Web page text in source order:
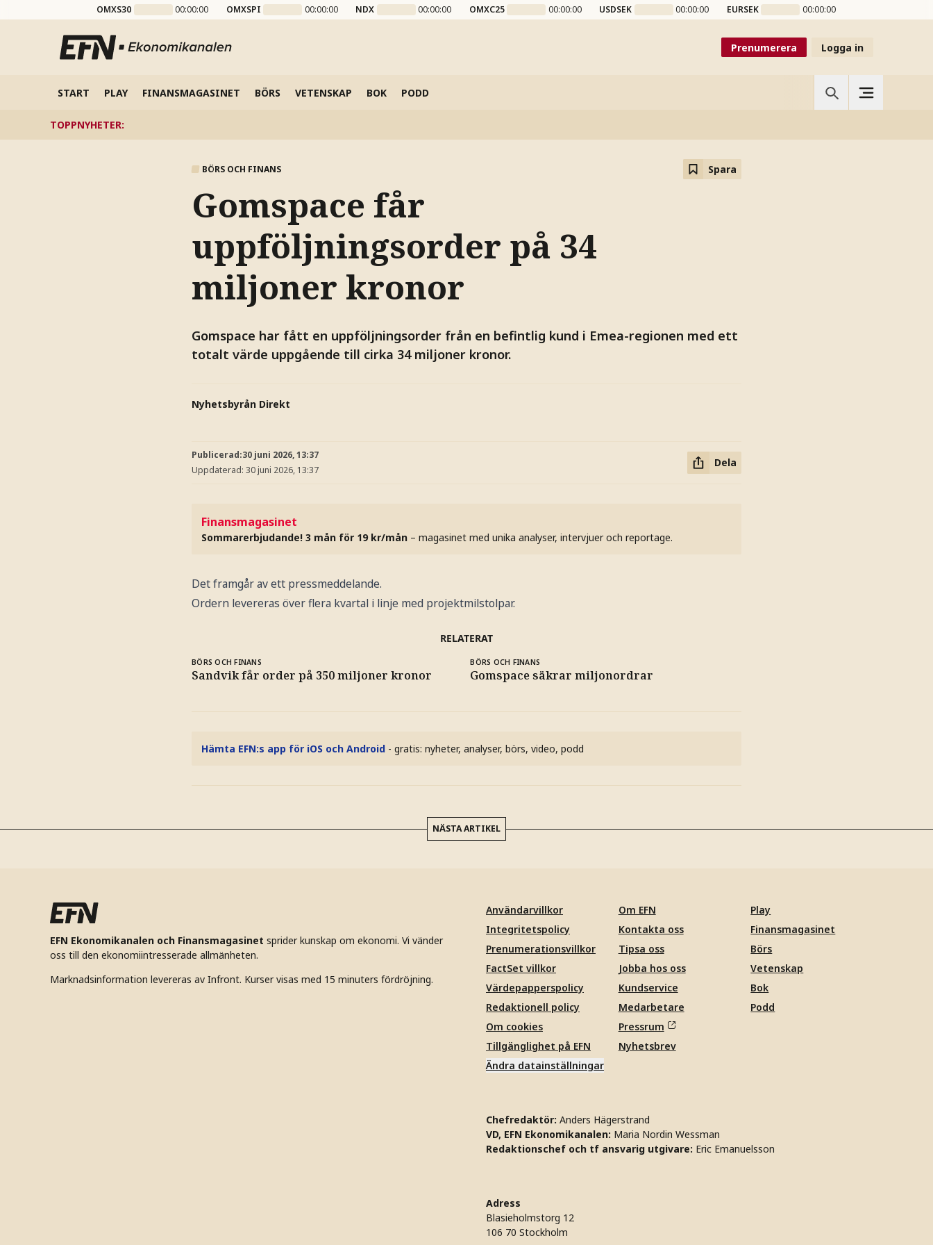
OMXS30 00:00:00 OMXSPI 00:00:00 NDX 00:00:00 OMXC25 00:00:00 USDSEK 00:00:00 EURSEK 00:00:00
Prenumerera Logga in
START PLAY FINANSMAGASINET BÖRS VETENSKAP BOK PODD
TOPPNYHETER:
BÖRS OCH FINANS Spara
Gomspace får
uppföljningsorder på 34
miljoner kronor
Gomspace har fått en uppföljningsorder från en befintlig kund i Emea-regionen med ett
totalt värde uppgående till cirka 34 miljoner kronor.
Nyhetsbyrån Direkt
Publicerad:30 juni 2026, 13:37
Uppdaterad: 30 juni 2026, 13:37
Dela
Finansmagasinet
Sommarerbjudande! 3 mån för 19 kr/mån – magasinet med unika analyser, intervjuer och reportage.
Det framgår av ett pressmeddelande.
Ordern levereras över flera kvartal i linje med projektmilstolpar.
RELATERAT
BÖRS OCH FINANS
Sandvik får order på 350 miljoner kronor
BÖRS OCH FINANS
Gomspace säkrar miljonordrar
Hämta EFN:s app för iOS och Android - gratis: nyheter, analyser, börs, video, podd
NÄSTA ARTIKEL
EFN Ekonomikanalen och Finansmagasinet sprider kunskap om ekonomi. Vi vänder
oss till den ekonomiintresserade allmänheten.
Marknadsinformation levereras av Infront. Kurser visas med 15 minuters fördröjning.
Användarvillkor
Integritetspolicy
Prenumerationsvillkor
FactSet villkor
Värdepapperspolicy
Redaktionell policy
Om cookies
Tillgänglighet på EFN
Ändra datainställningar
Om EFN
Kontakta oss
Tipsa oss
Jobba hos oss
Kundservice
Medarbetare
Pressrum
Nyhetsbrev
Play
Finansmagasinet
Börs
Vetenskap
Bok
Podd
Chefredaktör: Anders Hägerstrand
VD, EFN Ekonomikanalen: Maria Nordin Wessman
Redaktionschef och tf ansvarig utgivare: Eric Emanuelsson
Adress
Blasieholmstorg 12
106 70 Stockholm